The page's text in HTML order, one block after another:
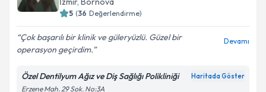
5 (36 Değerlendirme)
Çok başarılı bir klinik ve güleryüzlü. Güzel bir
operasyon geçirdim.
Devamı
Özel Dentilyum Ağız ve Diş Sağlığı Polikliniği Haritada Göster
Erzene Mah. 29 Sok. No:3A